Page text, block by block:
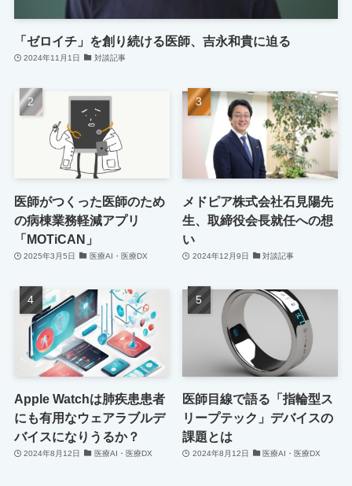
「ゼロイチ」を創り続ける医師、吉永和貴に迫る
2024年11月1日 対談記事
医師がつくった医師のため
の病棟業務軽減アプリ
「MOTiCAN」
2025年3月5日 医療AI・医療DX
メドピア株式会社石見陽先
生、取締役会長就任への想
い
2024年12月9日 対談記事
Apple Watchは肺疾患患者
にも有用なウェアラブルデ
バイスになりうるか？
2024年8月12日 医療AI・医療DX
医師目線で語る「指輪型ス
リープテック」デバイスの
課題とは
2024年8月12日 医療AI・医療DX